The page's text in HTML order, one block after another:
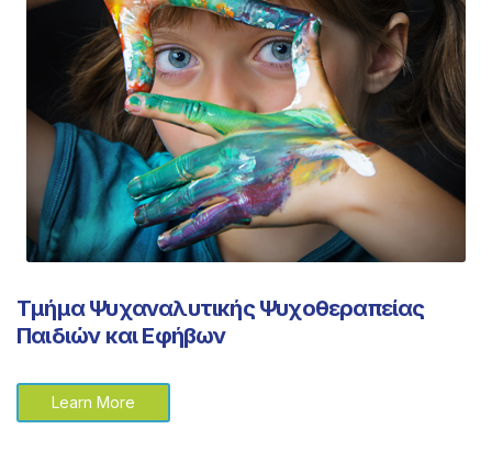
Τμήμα Ψυχαναλυτικής Ψυχοθεραπείας
Παιδιών και Εφήβων
Learn More